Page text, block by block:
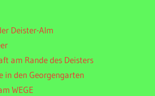
Deister-Alm
am Rande des Deisters
in den Georgengarten
WEGE